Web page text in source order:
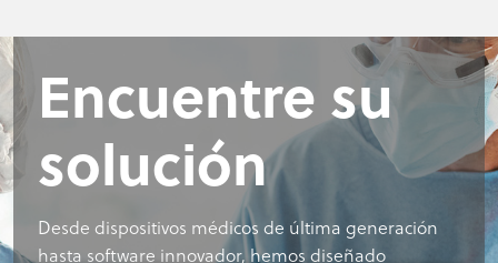
Encuentre su
solución
Desde dispositivos médicos de última generación
hasta software innovador, hemos diseñado